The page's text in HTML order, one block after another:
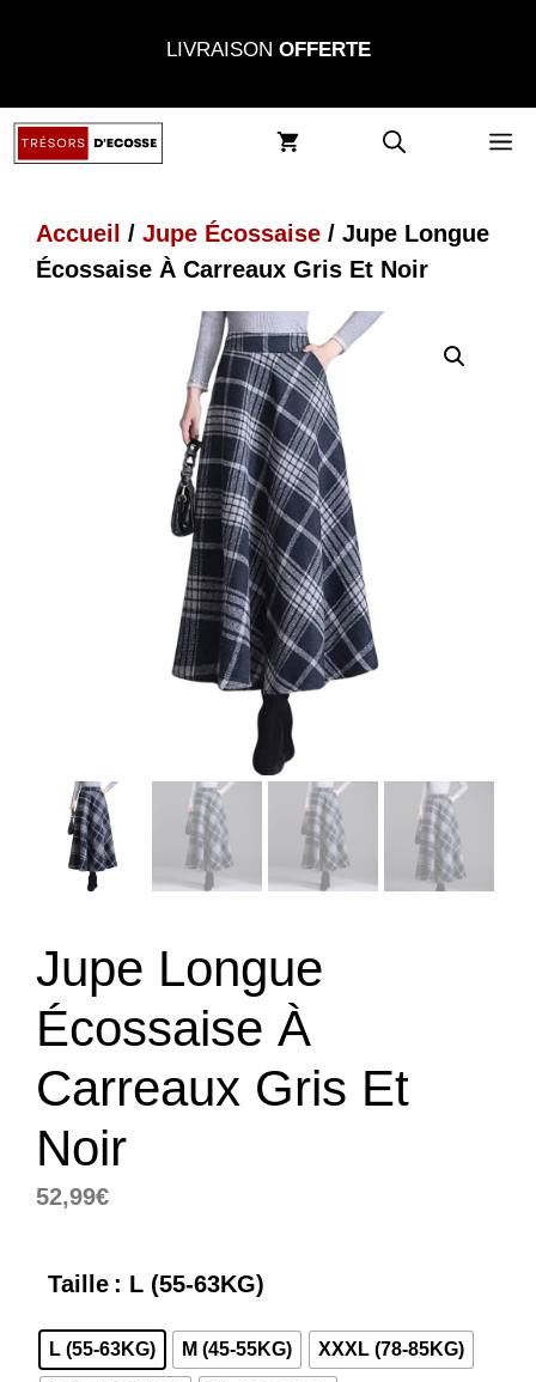
LIVRAISON OFFERTE
Accueil / Jupe Écossaise / Jupe Longue
Écossaise À Carreaux Gris Et Noir
Jupe Longue
Écossaise À
Carreaux Gris Et
Noir
52,99€
Taille : L (55-63KG)
L (55-63KG) M (45-55KG) XXXL (78-85KG)